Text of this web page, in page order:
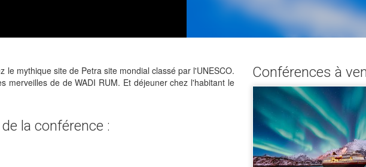
mythique site de Petra site mondial classé par l'UNESCO.
merveilles de de WADI RUM. Et déjeuner chez l'habitant le
la conférence :
Conférences à